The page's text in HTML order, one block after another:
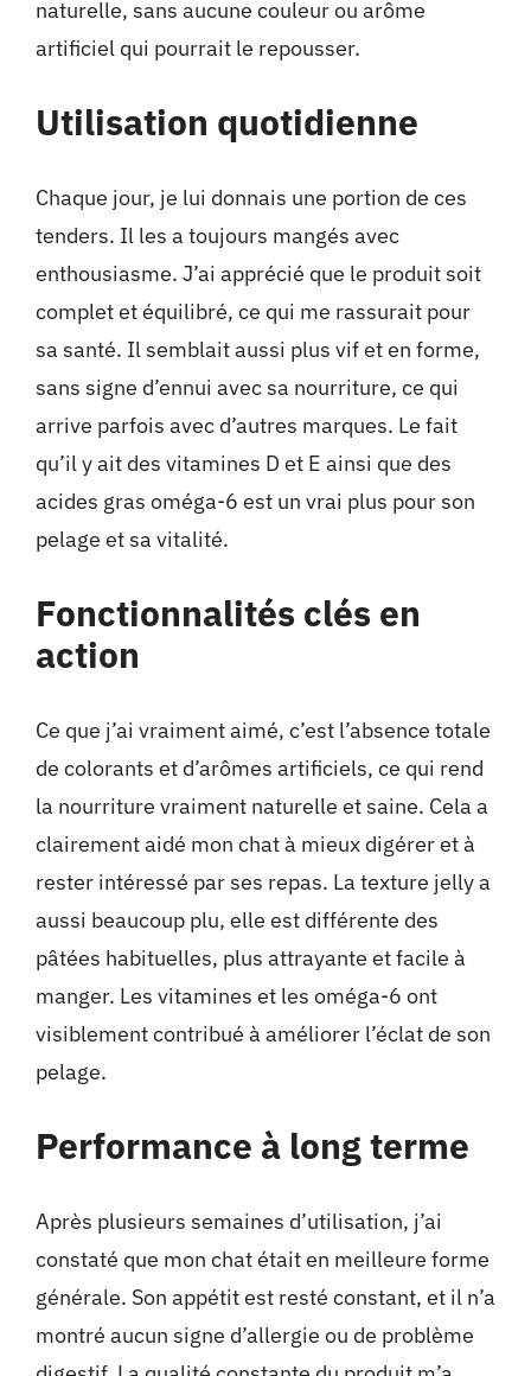
naturelle, sans aucune couleur ou arôme
artificiel qui pourrait le repousser.
Utilisation quotidienne
Chaque jour, je lui donnais une portion de ces
tenders. Il les a toujours mangés avec
enthousiasme. J’ai apprécié que le produit soit
complet et équilibré, ce qui me rassurait pour
sa santé. Il semblait aussi plus vif et en forme,
sans signe d’ennui avec sa nourriture, ce qui
arrive parfois avec d’autres marques. Le fait
qu’il y ait des vitamines D et E ainsi que des
acides gras oméga-6 est un vrai plus pour son
pelage et sa vitalité.
Fonctionnalités clés en
action
Ce que j’ai vraiment aimé, c’est l’absence totale
de colorants et d’arômes artificiels, ce qui rend
la nourriture vraiment naturelle et saine. Cela a
clairement aidé mon chat à mieux digérer et à
rester intéressé par ses repas. La texture jelly a
aussi beaucoup plu, elle est différente des
pâtées habituelles, plus attrayante et facile à
manger. Les vitamines et les oméga-6 ont
visiblement contribué à améliorer l’éclat de son
pelage.
Performance à long terme
Après plusieurs semaines d’utilisation, j’ai
constaté que mon chat était en meilleure forme
générale. Son appétit est resté constant, et il n’a
montré aucun signe d’allergie ou de problème